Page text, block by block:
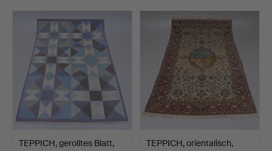
TEPPICH, gerolltes Blatt,
TEPPICH, orientalisch,